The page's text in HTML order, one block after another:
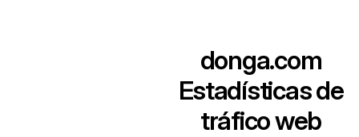
donga.com
Estadísticas de
tráfico web